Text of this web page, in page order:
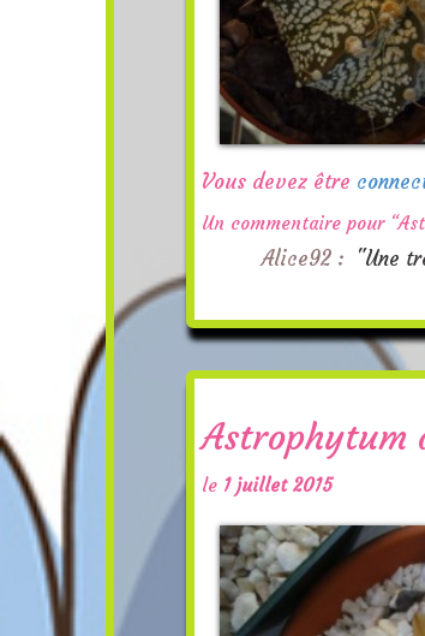
Vous devez être
Un commentaire pour
Alice92 : "Une
Astrophytum
le 1 juillet 2015